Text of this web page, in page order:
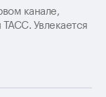
канале,
Увлекается